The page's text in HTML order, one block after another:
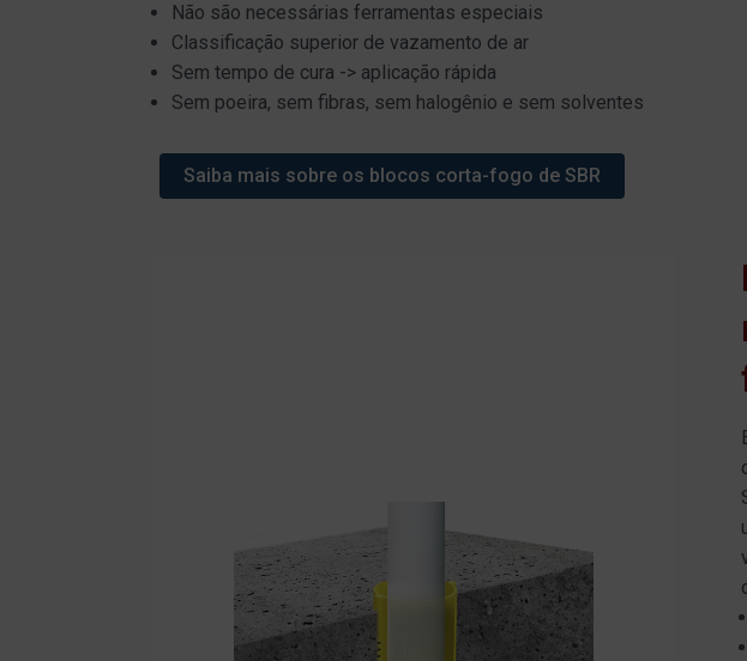
Não são necessárias ferramentas especiais
Classificação superior de vazamento de ar
Sem tempo de cura -> aplicação rápida
Sem poeira, sem fibras, sem halogênio e sem solventes
Saiba mais sobre os blocos corta-fogo de SBR